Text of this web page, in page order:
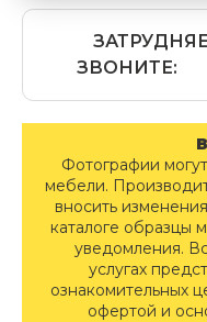
ЗВОНИТЕ:
Фотографии
мебели.
вносить
каталоге образцы
уведомления.
услугах
ознакомительных
офертой и